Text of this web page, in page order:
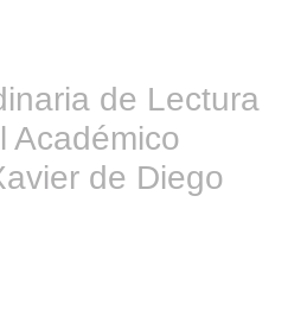
de Lectura
Académico
de Diego